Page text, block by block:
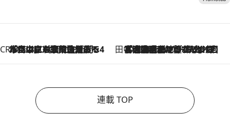
CREA'S CHOICE
2026.8.7
「立川にも歌舞伎があるんだよ」 片岡仁左衛門・市川中車ら豪華座組みで4年目の立川立飛歌舞伎へ 田中稲の勝手に再ブーム
2026.8.7
「湘南乃風に憧れて」観客大盛上がりの“タオル回し”に、ラッパー顔負けの高速歌唱まで…さだまさし（74）のアグレッシブすぎる現在地
連載 TOP